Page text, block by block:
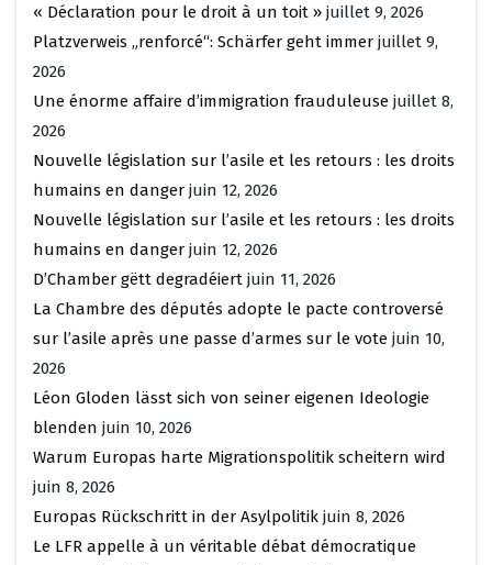
« Déclaration pour le droit à un toit » juillet 9, 2026
Platzverweis „renforcé“: Schärfer geht immer juillet 9,
2026
Une énorme affaire d’immigration frauduleuse juillet 8,
2026
Nouvelle législation sur l’asile et les retours : les droits
humains en danger juin 12, 2026
Nouvelle législation sur l’asile et les retours : les droits
humains en danger juin 12, 2026
D’Chamber gëtt degradéiert juin 11, 2026
La Chambre des députés adopte le pacte controversé
sur l’asile après une passe d’armes sur le vote juin 10,
2026
Léon Gloden lässt sich von seiner eigenen Ideologie
blenden juin 10, 2026
Warum Europas harte Migrationspolitik scheitern wird
juin 8, 2026
Europas Rückschritt in der Asylpolitik juin 8, 2026
Le LFR appelle à un véritable débat démocratique